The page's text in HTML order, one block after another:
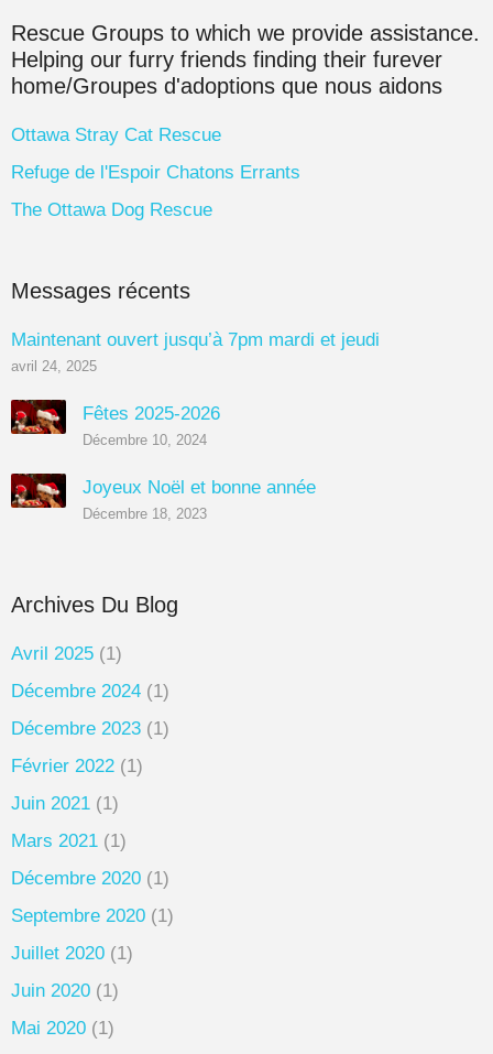
Rescue Groups to which we provide assistance.
Helping our furry friends finding their furever
home/Groupes d'adoptions que nous aidons
Ottawa Stray Cat Rescue
Refuge de l'Espoir Chatons Errants
The Ottawa Dog Rescue
Messages récents
Maintenant ouvert jusqu’à 7pm mardi et jeudi
avril 24, 2025
Fêtes 2025-2026
Décembre 10, 2024
Joyeux Noël et bonne année
Décembre 18, 2023
Archives Du Blog
Avril 2025 (1)
Décembre 2024 (1)
Décembre 2023 (1)
Février 2022 (1)
Juin 2021 (1)
Mars 2021 (1)
Décembre 2020 (1)
Septembre 2020 (1)
Juillet 2020 (1)
Juin 2020 (1)
Mai 2020 (1)